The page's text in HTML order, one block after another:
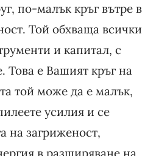
по-малък кръг вътре в
Той обхваща всички
и капитал, с
Това е Вашият кръг на
той може да е малък,
усилия и се
на загриженост,
в разширяване на